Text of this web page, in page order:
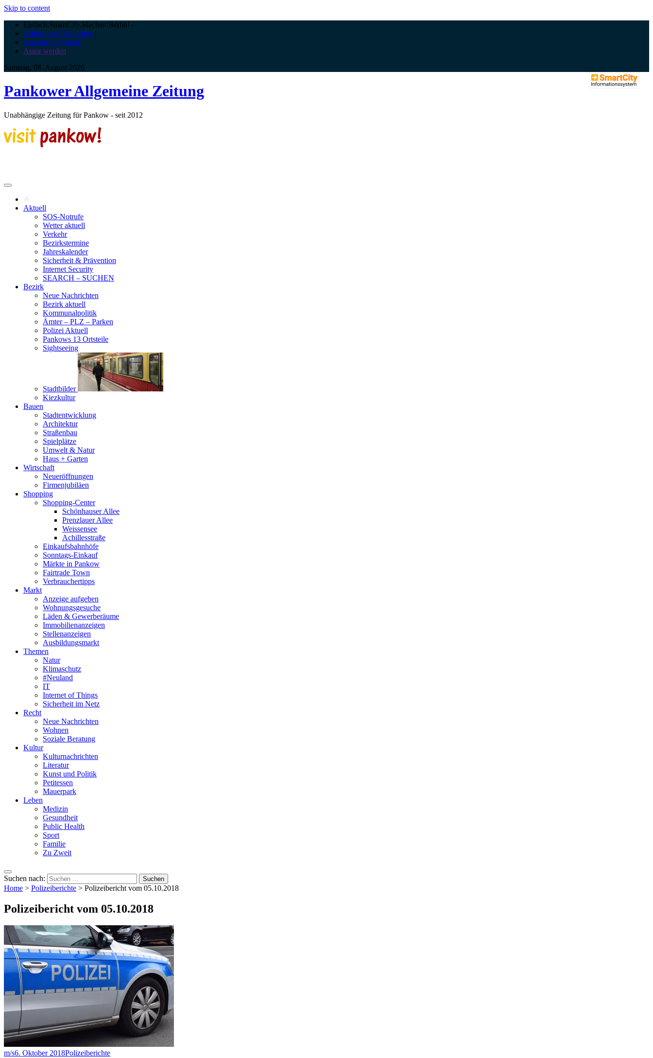
Skip to content
Einfach.SmartCity.Machen:Berlin! -
Artikel veröffentlichen |
Anzeige aufgeben |
Autor werden
Samstag, 08. August 2026
Pankower Allgemeine Zeitung
Unabhängige Zeitung für Pankow - seit 2012
Aktuell
SOS-Notrufe
Wetter aktuell
Verkehr
Bezirkstermine
Jahreskalender
Sicherheit & Prävention
Internet Security
SEARCH – SUCHEN
Bezirk
Neue Nachrichten
Bezirk aktuell
Kommunalpolitik
Ämter – PLZ – Parken
Polizei Aktuell
Pankows 13 Ortsteile
Sightseeing
Stadtbilder
Kiezkultur
Bauen
Stadtentwicklung
Architektur
Straßenbau
Spielplätze
Umwelt & Natur
Haus + Garten
Wirtschaft
Neueröffnungen
Firmenjubiläen
Shopping
Shopping-Center
Schönhauser Allee
Prenzlauer Allee
Weissensee
Achillesstraße
Einkaufsbahnhöfe
Sonntags-Einkauf
Märkte in Pankow
Fairtrade Town
Verbrauchertipps
Markt
Anzeige aufgeben
Wohnungsgesuche
Läden & Gewerberäume
Immobilienanzeigen
Stellenanzeigen
Ausbildungsmarkt
Themen
Natur
Klimaschutz
#Neuland
IT
Internet of Things
Sicherheit im Netz
Recht
Neue Nachrichten
Wohnen
Soziale Beratung
Kultur
Kulturnachrichten
Literatur
Kunst und Politik
Petitessen
Mauerpark
Leben
Medizin
Gesundheit
Public Health
Sport
Familie
Zu Zweit
Suchen nach:
Home > Polizeiberichte > Polizeibericht vom 05.10.2018
Polizeibericht vom 05.10.2018
m/s6. Oktober 2018Polizeiberichte